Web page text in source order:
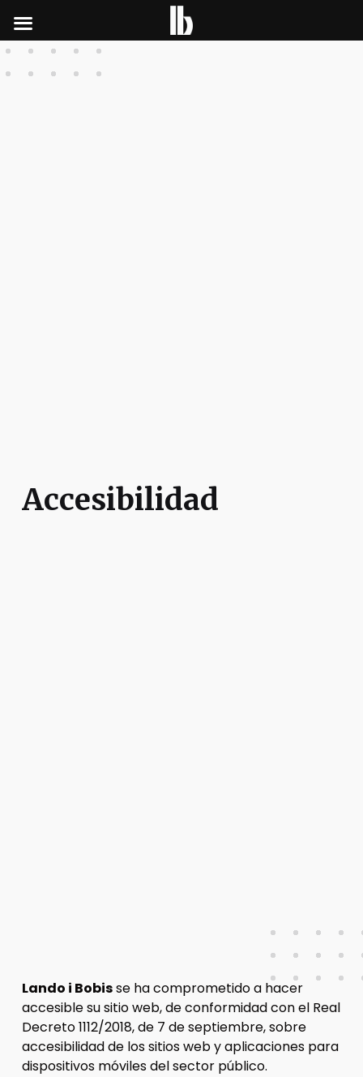
Accesibilidad
Lando i Bobisse ha comprometido a hacer
accesible su sitio web, de conformidad con el Real
Decreto 1112/2018, de 7 de septiembre, sobre
accesibilidad de los sitios web y aplicaciones para
dispositivos móviles del sector público.